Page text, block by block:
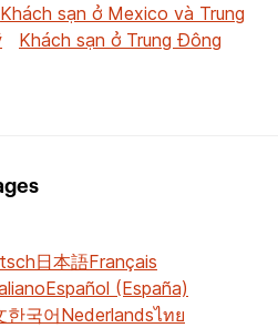
Khách sạn ở Mexico và Trung
Khách sạn ở Trung Đông
日本語Français
Español (España)
한국어Nederlandsไทย